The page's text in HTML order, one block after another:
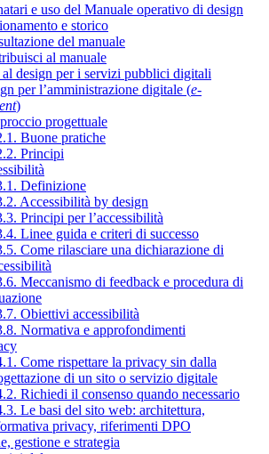
e uso del Manuale operativo di design
e storico
del manuale
al manuale
design per i servizi pubblici digitali
per l’amministrazione digitale (e-
)
progettuale
Buone pratiche
Principi
Definizione
Accessibilità by design
Principi per l’accessibilità
Linee guida e criteri di successo
Come rilasciare una dichiarazione di
Meccanismo di feedback e procedura di
Obiettivi accessibilità
Normativa e approfondimenti
Come rispettare la privacy sin dalla
di un sito o servizio digitale
Richiedi il consenso quando necessario
Le basi del sito web: architettura,
privacy, riferimenti DPO
gestione e strategia